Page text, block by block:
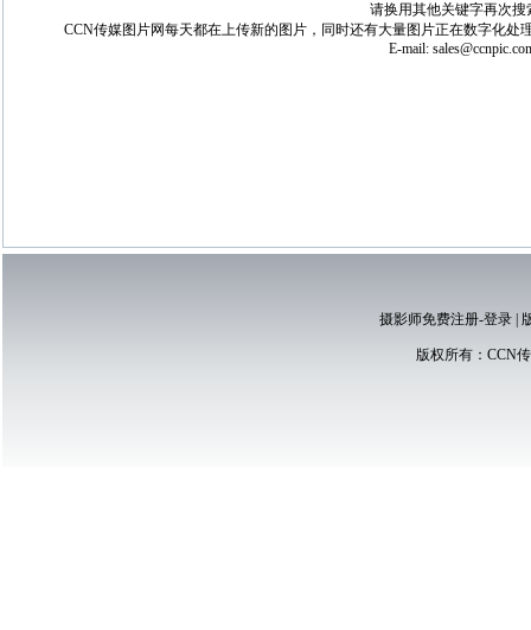
请换用其他关键字再次搜
CCN传媒图片网每天都在上传新的图片，同时还有大量图片正在数字化处
E-mail:
摄影师免费注册-登录|
版权所有： CCN